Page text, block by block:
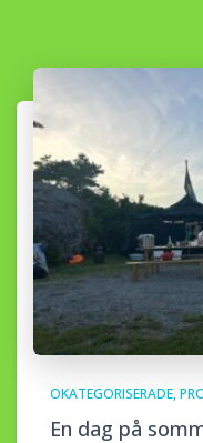
OKATEGORISERADE
En dag på